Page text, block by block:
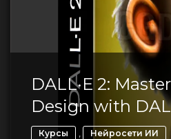
DALL·E 2:
Design with
Курсы , Нейросети ИИ